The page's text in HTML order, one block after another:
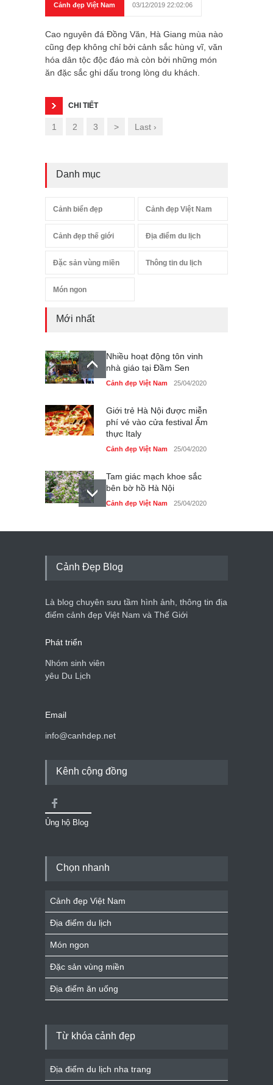
Cảnh đẹp Việt Nam 03/12/2019 22:02:06
Cao nguyên đá Đồng Văn, Hà Giang mùa nào
cũng đẹp không chỉ bởi cảnh sắc hùng vĩ, văn
hóa dân tộc độc đáo mà còn bởi những món
ăn đặc sắc ghi dấu trong lòng du khách.
CHI TIẾT
1 2 3 > Last ›
Danh mục
Cảnh biển đẹp Cảnh đẹp Việt Nam
Cảnh đẹp thế giới Địa điểm du lịch
Đặc sản vùng miền Thông tin du lịch
Món ngon
Mới nhất
Nhiều hoạt động tôn vinh
nhà giáo tại Đầm Sen
Cảnh đẹp Việt Nam 25/04/2020
Giới trẻ Hà Nội được miễn
phí vé vào cửa festival Ẩm
thực Italy
Cảnh đẹp Việt Nam 25/04/2020
Tam giác mạch khoe sắc
bên bờ hồ Hà Nội
Cảnh đẹp Việt Nam 25/04/2020
Bán đảo Sơn Trà sẽ là khu
dân dã ở Sài Gòn
Cảnh đẹp Việt Nam 25/04/2020
Cảnh Đẹp Blog
Là blog chuyên sưu tầm hình ảnh, thông tin địa
điểm cảnh đẹp Việt Nam và Thế Giới
Phát triển
Nhóm sinh viên
yêu Du Lịch
Email
info@canhdep.net
Kênh cộng đồng
Ủng hộ Blog
Chọn nhanh
Cảnh đẹp Việt Nam
Địa điểm du lịch
Món ngon
Đặc sản vùng miền
Địa điểm ăn uống
Từ khóa cảnh đẹp
Địa điểm du lịch nha trang